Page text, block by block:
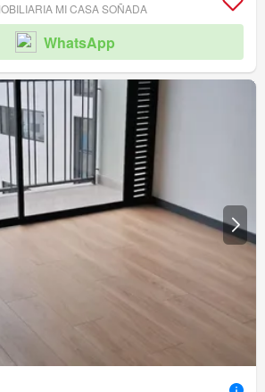
MI CASA SOÑADA
WhatsApp